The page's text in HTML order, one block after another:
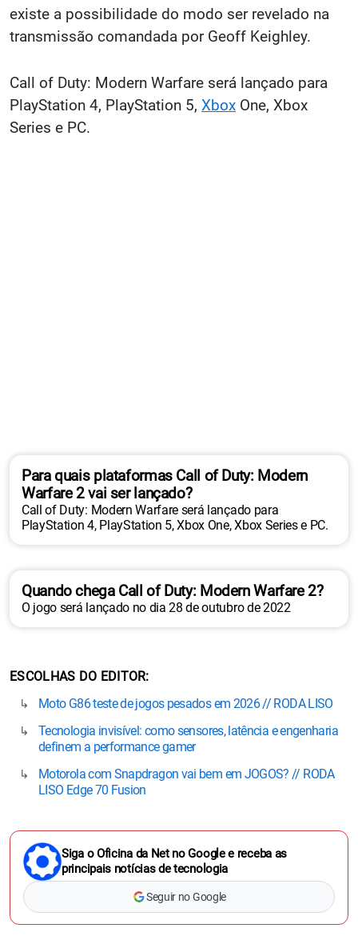
existe a possibilidade do modo ser revelado na
transmissão comandada por Geoff Keighley.
Call of Duty: Modern Warfare será lançado para
PlayStation 4, PlayStation 5, Xbox One, Xbox
Series e PC.
Para quais plataformas Call of Duty: Modern
Warfare 2 vai ser lançado?
Call of Duty: Modern Warfare será lançado para
PlayStation 4, PlayStation 5, Xbox One, Xbox Series e PC.
Quando chega Call of Duty: Modern Warfare 2?
O jogo será lançado no dia 28 de outubro de 2022
ESCOLHAS DO EDITOR
Moto G86 teste de jogos pesados em 2026 // RODA LISO
Tecnologia invisível: como sensores, latência e engenharia
definem a performance gamer
Motorola com Snapdragon vai bem em JOGOS? // RODA
LISO Edge 70 Fusion
Siga o Oficina da Net no Google e receba as
principais notícias de tecnologia
Seguir no Google